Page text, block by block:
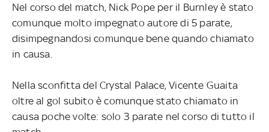
Nel corso del match, Nick Pope per il Burnley è stato
comunque molto impegnato autore di 5 parate,
disimpegnandosi comunque bene quando chiamato
in causa.
Nella sconfitta del Crystal Palace, Vicente Guaita
oltre al gol subito è comunque stato chiamato in
causa poche volte: solo 3 parate nel corso di tutto il